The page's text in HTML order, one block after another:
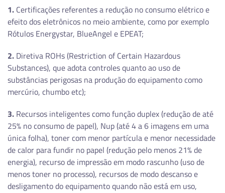
Processador
1.2GHz
Memória
1.75GB
1200 x 1200
Linguagem de Impressão
PCL6, PostScript, PDF 1.7
1. Certificações referentes a redução no consumo elétrico e
efeito dos eletrônicos no meio ambiente, como por exemplo
Rótulos Energystar, BlueAngel e EPEAT;
2. Diretiva ROHs (Restriction of Certain Hazardous
Substances), que adota controles quanto ao uso de
substâncias perigosas na produção do equipamento como
mercúrio, chumbo etc);
3. Recursos inteligentes como função duplex (redução de até
25% no consumo de papel), Nup (até 4 a 6 imagens em uma
única folha), toner com menor partícula e menor necessidade
de calor para fundir no papel (redução pelo menos 21% de
energia), recurso de impressão em modo rascunho (uso de
menos toner no processo), recursos de modo descanso e
desligamento do equipamento quando não está em uso,